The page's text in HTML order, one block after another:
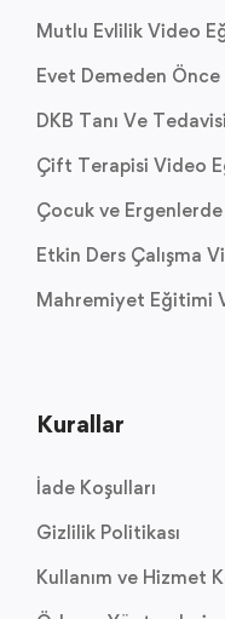
Mutlu Evlilik Video
Evet Demeden
DKB Tanı Ve
Çift Terapisi Video
Çocuk ve
Etkin Ders Çalışma
Mahremiyet Eğitimi
Kurallar
İade Koşulları
Gizlilik Politikası
Kullanım ve Hizmet